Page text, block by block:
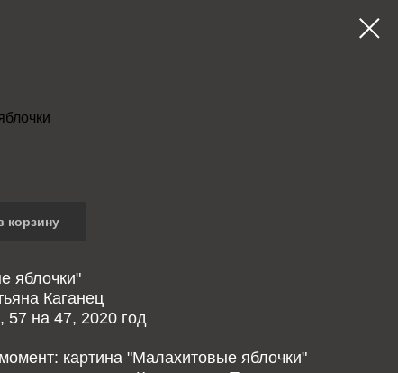
корзину
яблочки"
Каганец
57 на 47, 2020 год
картина "Малахитовые яблочки"